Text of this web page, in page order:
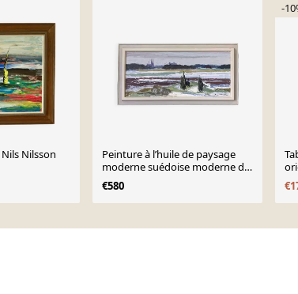
Nilsson
Peinture à l’huile de paysage
moderne suédoise moderne du
milieu du siècle Vintage
Expressive Paysage, encadré
€580
-